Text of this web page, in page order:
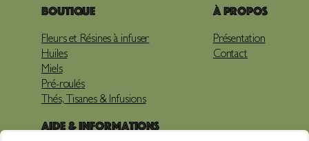
Boutique
Fleurs et Résines à infuser
Huiles
Miels
Pré-roulés
Thés, Tisanes & Infusions
À propos
Présentation
Contact
Aide & Informations